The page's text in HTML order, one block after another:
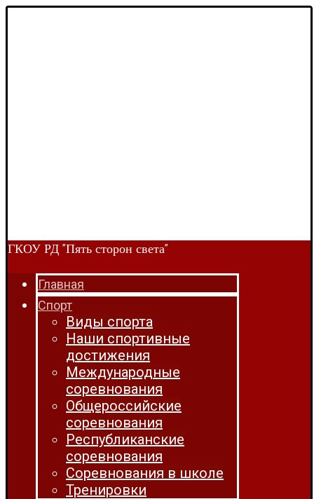
ГКОУ РД "Пять сторон света"
Главная
Спорт
Виды спорта
Наши спортивные
достижения
Международные
соревнования
Общероссийские
соревнования
Республиканские
соревнования
Соревнования в школе
Тренировки